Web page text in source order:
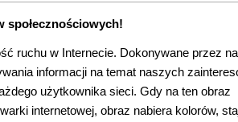
społecznościowych!
ruchu w Internecie. Dokonywane przez
informacji na temat naszych
użytkownika sieci. Gdy na ten obraz
internetowej, obraz nabiera kolorów,